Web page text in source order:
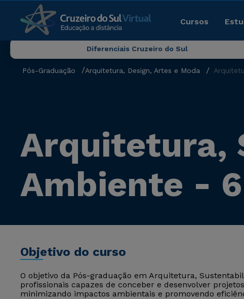
Cursos
Diferenciais Cruzeiro do Sul
Pós-Graduação Arquitetura, Design, Artes e Moda
Arquitetura,
Ambiente -
Objetivo do curso
O objetivo da Pós-graduação em Arquitetura,
profissionais capazes de conceber e desenvolver
minimizando impactos ambientais e promovendo